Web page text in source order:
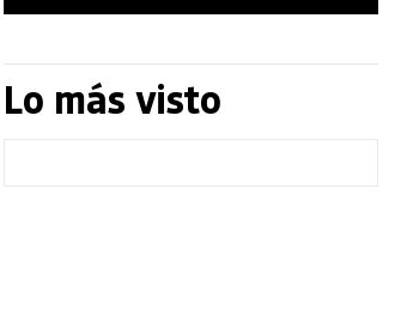
Lo más visto